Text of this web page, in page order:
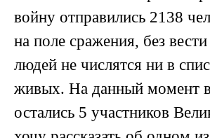
войну отправились 2138
на поле сражения, без
людей не числятся ни в
живых. На данный момент
остались 5 участников